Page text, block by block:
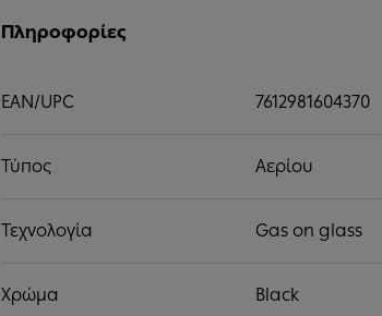
Πληροφορίες
EAN/UPC 7612981604370
Τύπος Αερίου
Τεχνολογία Gas on glass
Χρώμα Black